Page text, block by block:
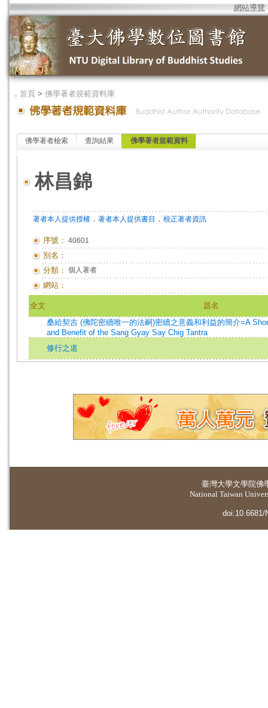
網站導覽
． 首頁 > 佛學著者規範資料庫
佛學著者檢索 查詢結果 佛學著者規範資料
林昌錦
著者本人提供授權 ． 著者本人提供書目 ． 校正著者資訊
序號： 40601
別名：
分類： 個人著者
網站：
全文
題名
桑給契吉 (佛陀密續唯一的法嗣)密續之意義和利益的簡介=A
and Benefit of the Sang Gyay Say Chig Tantra
修行之道
臺灣大學文學院佛
National Taiwan
doi:10.6681/